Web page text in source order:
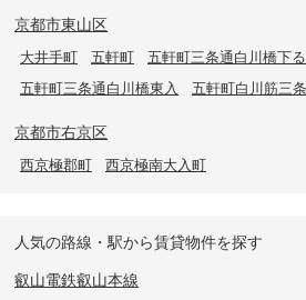
京都市東山区
大井手町 五軒町
五軒町三条通白川橋下
五軒町三条通白川橋東入
五軒町白川筋三
京都市右京区
西京極郡町 西京極南大入町
人気の路線・駅から賃貸物件を探す
叡山電鉄叡山本線